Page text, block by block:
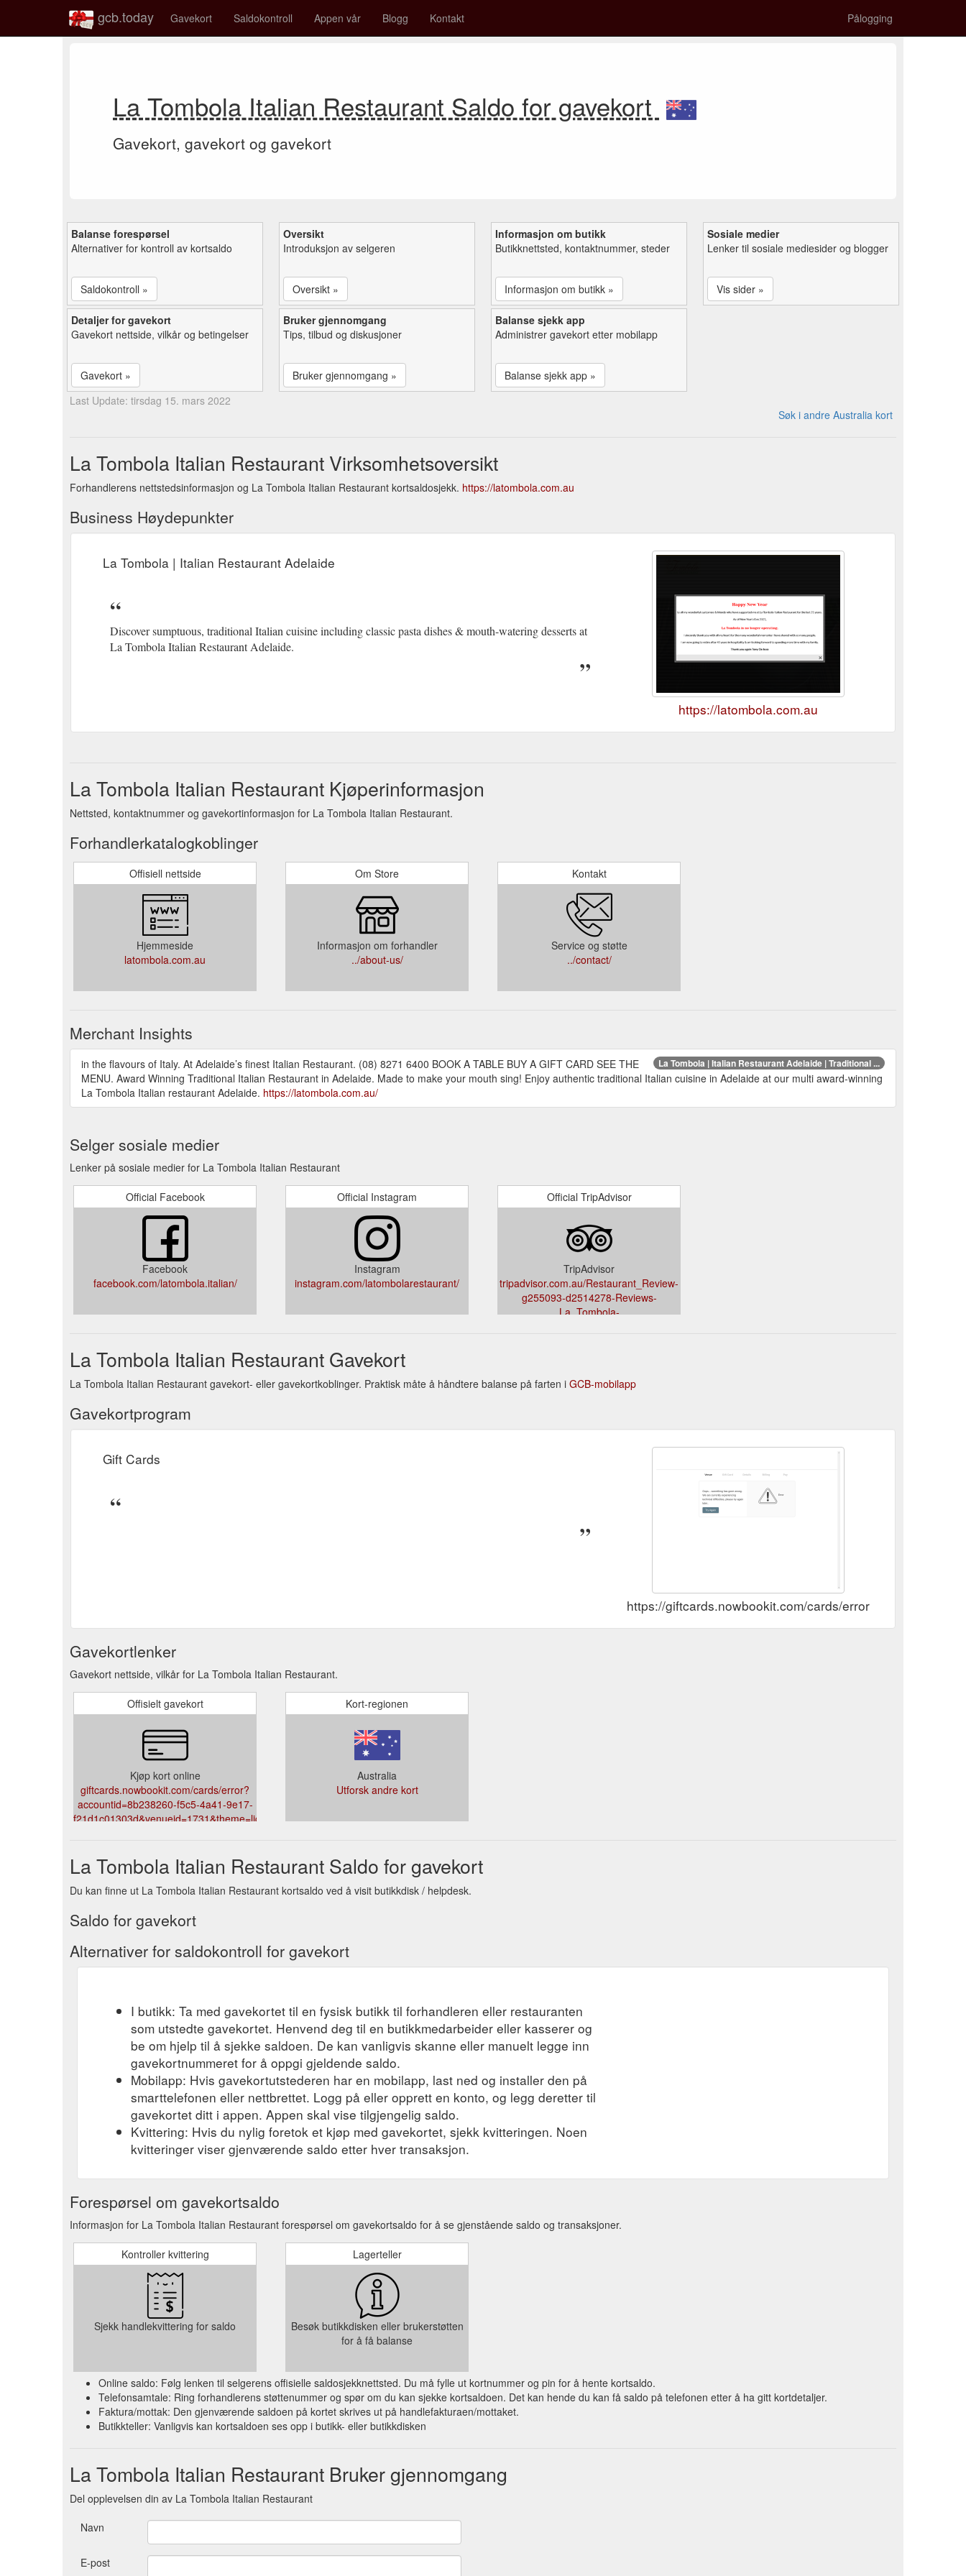
gcb.today Gavekort Saldokontroll Appen vår Blogg Kontakt Pålogging
La Tombola Italian Restaurant Saldo for gavekort
Gavekort, gavekort og gavekort
Balanse forespørsel
Alternativer for kontroll av kortsaldo
Saldokontroll »
Oversikt
Introduksjon av selgeren
Oversikt »
Informasjon om butikk
Butikknettsted, kontaktnummer, steder
Informasjon om butikk »
Sosiale medier
Lenker til sosiale mediesider og blogger
Vis sider »
Detaljer for gavekort
Gavekort nettside, vilkår og betingelser
Gavekort »
Bruker gjennomgang
Tips, tilbud og diskusjoner
Bruker gjennomgang »
Balanse sjekk app
Administrer gavekort etter mobilapp
Balanse sjekk app »
Last Update: tirsdag 15. mars 2022
Søk i andre Australia kort
La Tombola Italian Restaurant Virksomhetsoversikt
Forhandlerens nettstedsinformasjon og La Tombola Italian Restaurant kortsaldosjekk. https://latombola.com.au
Business Høydepunkter
La Tombola | Italian Restaurant Adelaide
Discover sumptuous, traditional Italian cuisine including classic pasta dishes & mouth-watering desserts at
La Tombola Italian Restaurant Adelaide.
https://latombola.com.au
La Tombola Italian Restaurant Kjøperinformasjon
Nettsted, kontaktnummer og gavekortinformasjon for La Tombola Italian Restaurant.
Forhandlerkatalogkoblinger
Offisiell nettside
Hjemmeside
latombola.com.au
Om Store
Informasjon om forhandler
../about-us/
Kontakt
Service og støtte
../contact/
Merchant Insights
La Tombola | Italian Restaurant Adelaide | Traditional ...
in the flavours of Italy. At Adelaide’s finest Italian Restaurant. (08) 8271 6400 BOOK A TABLE BUY A GIFT CARD SEE THE
MENU. Award Winning Traditional Italian Restaurant in Adelaide. Made to make your mouth sing! Enjoy authentic traditional Italian cuisine in Adelaide at our multi award-winning
La Tombola Italian restaurant Adelaide. https://latombola.com.au/
Selger sosiale medier
Lenker på sosiale medier for La Tombola Italian Restaurant
Official Facebook
Facebook
facebook.com/latombola.italian/
Official Instagram
Instagram
instagram.com/latombolarestaurant/
Official TripAdvisor
TripAdvisor
tripadvisor.com.au/Restaurant_Review-
g255093-d2514278-Reviews-
La_Tombola-
La Tombola Italian Restaurant Gavekort
La Tombola Italian Restaurant gavekort- eller gavekortkoblinger. Praktisk måte å håndtere balanse på farten i GCB-mobilapp
Gavekortprogram
Gift Cards
https://giftcards.nowbookit.com/cards/
Gavekortlenker
Gavekort nettside, vilkår for La Tombola Italian Restaurant.
Offisielt gavekort
Kjøp kort online
giftcards.nowbookit.com/cards/error?
accountid=8b238260-f5c5-4a41-9e17-
f21d1c01303d&venueid=1731&theme=light&accent=95,124,138
Kort-regionen
Australia
Utforsk andre kort
La Tombola Italian Restaurant Saldo for gavekort
Du kan finne ut La Tombola Italian Restaurant kortsaldo ved å visit butikkdisk / helpdesk.
Saldo for gavekort
Alternativer for saldokontroll for gavekort
I butikk: Ta med gavekortet til en fysisk butikk til forhandleren eller restauranten
som utstedte gavekortet. Henvend deg til en butikkmedarbeider eller kasserer og
be om hjelp til å sjekke saldoen. De kan vanligvis skanne eller manuelt legge inn
gavekortnummeret for å oppgi gjeldende saldo.
Mobilapp: Hvis gavekortutstederen har en mobilapp, last ned og installer den på
smarttelefonen eller nettbrettet. Logg på eller opprett en konto, og legg deretter til
gavekortet ditt i appen. Appen skal vise tilgjengelig saldo.
Kvittering: Hvis du nylig foretok et kjøp med gavekortet, sjekk kvitteringen. Noen
kvitteringer viser gjenværende saldo etter hver transaksjon.
Forespørsel om gavekortsaldo
Informasjon for La Tombola Italian Restaurant forespørsel om gavekortsaldo for å se gjenstående saldo og transaksjoner.
Kontroller kvittering
Sjekk handlekvittering for saldo
Lagerteller
Besøk butikkdisken eller brukerstøtten
for å få balanse
Online saldo: Følg lenken til selgerens offisielle saldosjekknettsted. Du må fylle ut kortnummer og pin for å hente kortsaldo.
Telefonsamtale: Ring forhandlerens støttenummer og spør om du kan sjekke kortsaldoen. Det kan hende du kan få saldo på telefonen etter å ha gitt kortdetaljer.
Faktura/mottak: Den gjenværende saldoen på kortet skrives ut på handlefakturaen/mottaket.
Butikkteller: Vanligvis kan kortsaldoen ses opp i butikk- eller butikkdisken
La Tombola Italian Restaurant Bruker gjennomgang
Del opplevelsen din av La Tombola Italian Restaurant
Navn
E-post